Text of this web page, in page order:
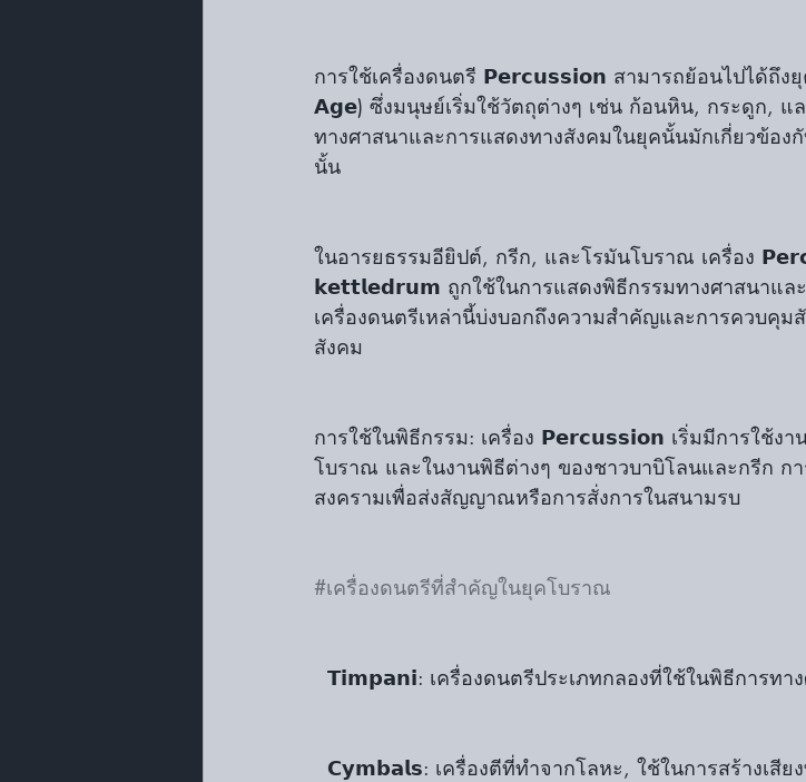
การใช้เครื่องดนตรี 𝗣𝗲𝗿𝗰𝘂𝘀𝘀𝗶𝗼𝗻 สามารถย้อนไปได้ถึง
𝗔𝗴𝗲) ซึ่งมนุษย์เริ่มใช้วัตถุต่างๆ เช่น ก้อนหิน, กระดูก, แล
ทางศาสนาและการแสดงทางสังคมในยุคนั้นมักเกี่ยวข้อง
นั้น
ในอารยธรรมอียิปต์, กรีก, และโรมันโบราณ เครื่อง
𝗸𝗲𝘁𝘁𝗹𝗲𝗱𝗿𝘂𝗺 ถูกใช้ในการแสดงพิธีกรรมทางศาสนาแ
เครื่องดนตรีเหล่านี้บ่งบอกถึงความสำคัญและการควบคุ
สังคม
การใช้ในพิธีกรรม: เครื่อง 𝗣𝗲𝗿𝗰𝘂𝘀𝘀𝗶𝗼𝗻 เริ่มมีการใช้ง
โบราณ และในงานพิธีต่างๆ ของชาวบาบิโลนและกรีก ก
สงครามเพื่อส่งสัญญาณหรือการสั่งการในสนามรบ
#เครื่องดนตรีที่สำคัญในยุคโบราณ
𝗧𝗶𝗺𝗽𝗮𝗻𝗶: เครื่องดนตรีประเภทกลองที่ใช้ในพิธีการทา
𝗖𝘆𝗺𝗯𝗮𝗹𝘀: เครื่องตีที่ทำจากโลหะ, ใช้ในการสร้างเสีย